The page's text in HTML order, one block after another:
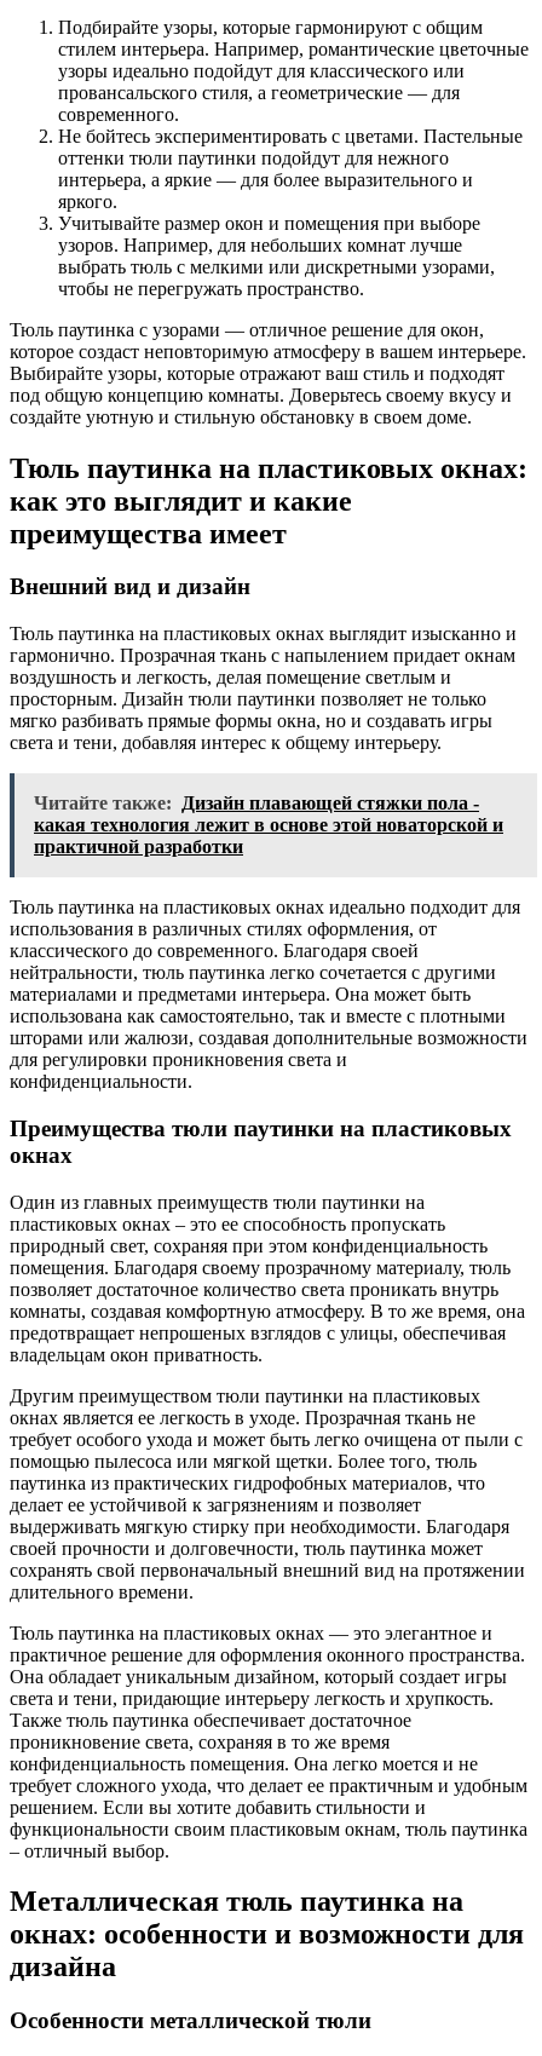
Подбирайте узоры, которые гармонируют с общим
стилем интерьера. Например, романтические цветочные
узоры идеально подойдут для классического или
провансальского стиля, а геометрические — для
современного.
Не бойтесь экспериментировать с цветами. Пастельные
оттенки тюли паутинки подойдут для нежного
интерьера, а яркие — для более выразительного и
яркого.
Учитывайте размер окон и помещения при выборе
узоров. Например, для небольших комнат лучше
выбрать тюль с мелкими или дискретными узорами,
чтобы не перегружать пространство.
Тюль паутинка с узорами — отличное решение для окон,
которое создаст неповторимую атмосферу в вашем интерьере.
Выбирайте узоры, которые отражают ваш стиль и подходят
под общую концепцию комнаты. Доверьтесь своему вкусу и
создайте уютную и стильную обстановку в своем доме.
Тюль паутинка на пластиковых окнах:
как это выглядит и какие
преимущества имеет
Внешний вид и дизайн
Тюль паутинка на пластиковых окнах выглядит изысканно и
гармонично. Прозрачная ткань с напылением придает окнам
воздушность и легкость, делая помещение светлым и
просторным. Дизайн тюли паутинки позволяет не только
мягко разбивать прямые формы окна, но и создавать игры
света и тени, добавляя интерес к общему интерьеру.
Читайте также:
Дизайн плавающей стяжки пола -
какая технология лежит в основе этой новаторской и
практичной разработки
Тюль паутинка на пластиковых окнах идеально подходит для
использования в различных стилях оформления, от
классического до современного. Благодаря своей
нейтральности, тюль паутинка легко сочетается с другими
материалами и предметами интерьера. Она может быть
использована как самостоятельно, так и вместе с плотными
шторами или жалюзи, создавая дополнительные возможности
для регулировки проникновения света и
конфиденциальности.
Преимущества тюли паутинки на пластиковых
окнах
Один из главных преимуществ тюли паутинки на
пластиковых окнах – это ее способность пропускать
природный свет, сохраняя при этом конфиденциальность
помещения. Благодаря своему прозрачному материалу, тюль
позволяет достаточное количество света проникать внутрь
комнаты, создавая комфортную атмосферу. В то же время, она
предотвращает непрошеных взглядов с улицы, обеспечивая
владельцам окон приватность.
Другим преимуществом тюли паутинки на пластиковых
окнах является ее легкость в уходе. Прозрачная ткань не
требует особого ухода и может быть легко очищена от пыли с
помощью пылесоса или мягкой щетки. Более того, тюль
паутинка из практических гидрофобных материалов, что
делает ее устойчивой к загрязнениям и позволяет
выдерживать мягкую стирку при необходимости. Благодаря
своей прочности и долговечности, тюль паутинка может
сохранять свой первоначальный внешний вид на протяжении
длительного времени.
Тюль паутинка на пластиковых окнах — это элегантное и
практичное решение для оформления оконного пространства.
Она обладает уникальным дизайном, который создает игры
света и тени, придающие интерьеру легкость и хрупкость.
Также тюль паутинка обеспечивает достаточное
проникновение света, сохраняя в то же время
конфиденциальность помещения. Она легко моется и не
требует сложного ухода, что делает ее практичным и удобным
решением. Если вы хотите добавить стильности и
функциональности своим пластиковым окнам, тюль паутинка
– отличный выбор.
Металлическая тюль паутинка на
окнах: особенности и возможности для
дизайна
Особенности металлической тюли